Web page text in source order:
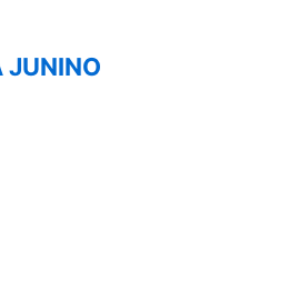
JUNINO